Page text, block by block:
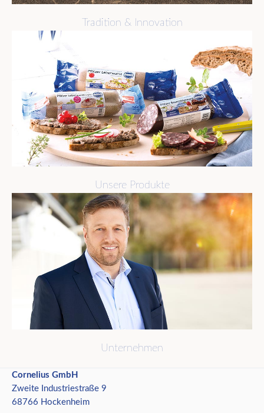
Tradition & Innovation
Unsere Produkte
Unternehmen
Cornelius GmbH
Zweite Industriestraße 9
68766 Hockenheim